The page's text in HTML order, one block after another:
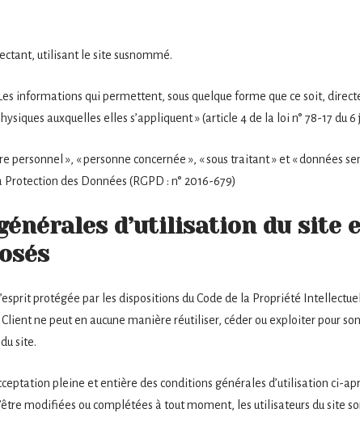
utilisant le site susnommé.
informations qui permettent, sous quelque forme que ce soit,
auxquelles elles s’appliquent » (article 4 de la loi n° 78-17 du 6
personnel », « personne concernée », « sous traitant » et « données
des Données (RGPD : n° 2016-679)
d’utilisation du site
protégée par les dispositions du Code de la Propriété
ne peut en aucune manière réutiliser, céder ou exploiter pour
site.
pleine et entière des conditions générales d’utilisation ci-
modifiées ou complétées à tout moment, les utilisateurs du site